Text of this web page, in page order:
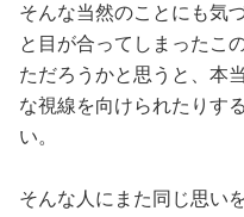
そんな当然のことにも気
と目が合ってしまったこ
ただろうかと思うと、本
な視線を向けられたりす
い。
そんな人にまた同じ思い